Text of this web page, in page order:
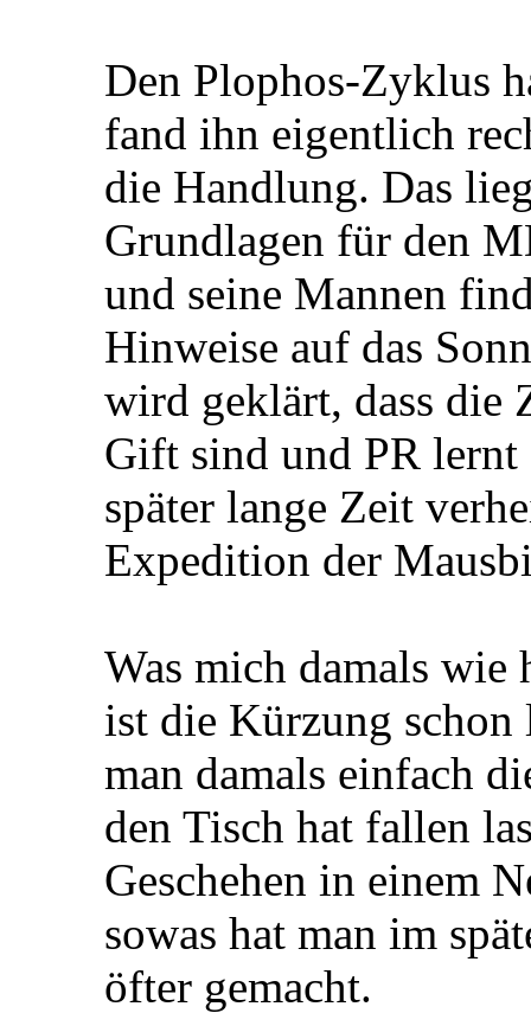
Den Plophos-Zyklus
fand ihn eigentlich
die Handlung. Das
Grundlagen für den
und seine Mannen
Hinweise auf das
wird geklärt, dass die
Gift sind und PR
später lange Zeit
Expedition der
Was mich damals wie
ist die Kürzung schon
man damals einfach
den Tisch hat fallen
Geschehen in einem
sowas hat man im
öfter gemacht.